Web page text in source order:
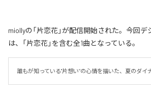
miollyの「片恋花」が配信開始された。今回
は、「片恋花」を含む全1曲となっている。
誰もが知っている"片想い”の心情を描いた、夏のダイ